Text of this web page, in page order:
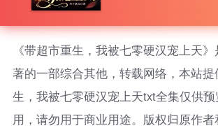
《带超市重生，我被七零硬汉宠上天
著的一部综合其他，转载网络，本站
生，我被七零硬汉宠上天txt全集仅供
用，请勿用于商业用途。版权归原作者